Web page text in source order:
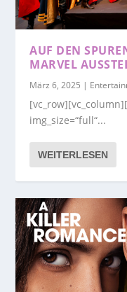
AUF DEN
MARVEL
März 6, 2025 |
img_size=“full“...
WEITERLESEN